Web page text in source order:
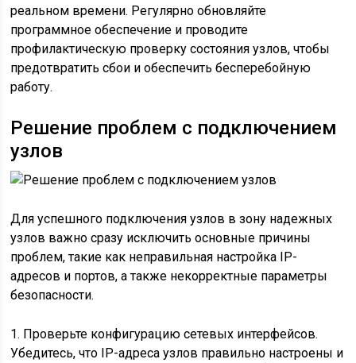
реальном времени. Регулярно обновляйте
программное обеспечение и проводите
профилактическую проверку состояния узлов, чтобы
предотвратить сбои и обеспечить бесперебойную
работу.
Решение проблем с подключением
узлов
Для успешного подключения узлов в зону надежных
узлов важно сразу исключить основные причины
проблем, такие как неправильная настройка IP-
адресов и портов, а также некорректные параметры
безопасности.
1. Проверьте конфигурацию сетевых интерфейсов.
Убедитесь, что IP-адреса узлов правильно настроены и